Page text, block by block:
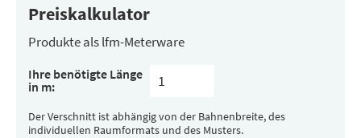
Preiskalkulator
Produkte als lfm-Meterware
Ihre benötigte Länge
in m:
Der Verschnitt ist abhängig von der Bahnenbreite, des
individuellen Raumformats und des Musters.